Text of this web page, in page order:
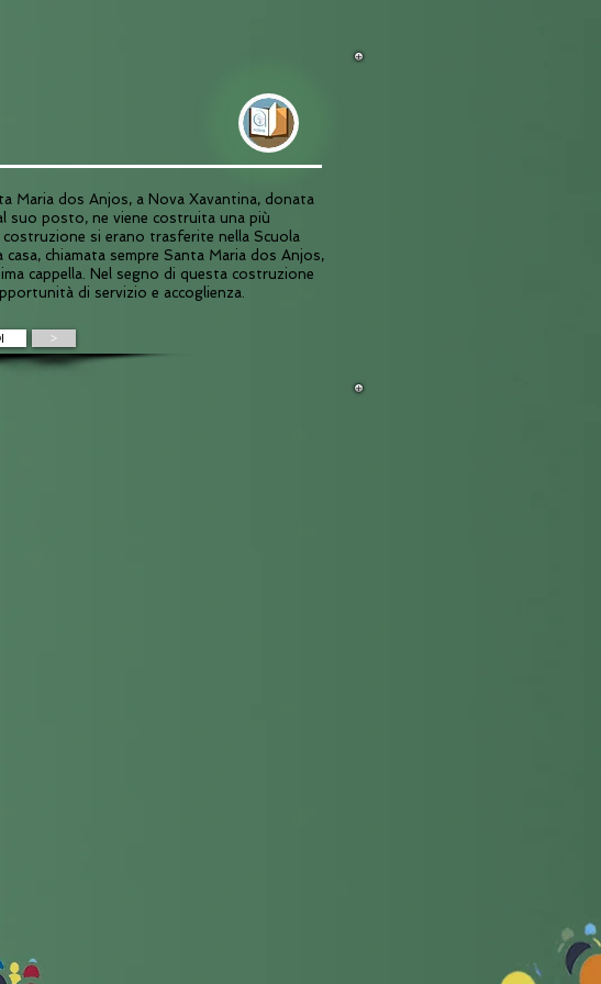
Maria dos Anjos, a Nova Xavantina, donata
suo posto, ne viene costruita una più
si erano trasferite nella Scuola
chiamata sempre Santa Maria dos Anjos,
cappella. Nel segno di questa costruzione
di servizio e accoglienza.
>